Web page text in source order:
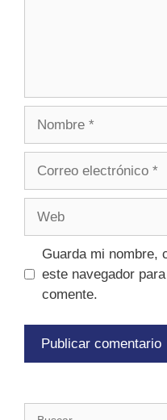
Guarda mi nombre,
este navegador
comente.